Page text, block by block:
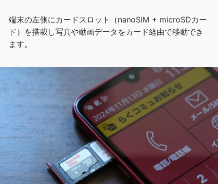
端末の左側にカードスロット（nanoSIM + microSDカー
ド）を搭載し写真や動画データをカード経由で移動でき
ます。